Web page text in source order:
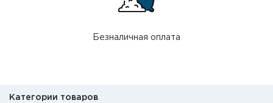
Безналичная оплата
Категории товаров